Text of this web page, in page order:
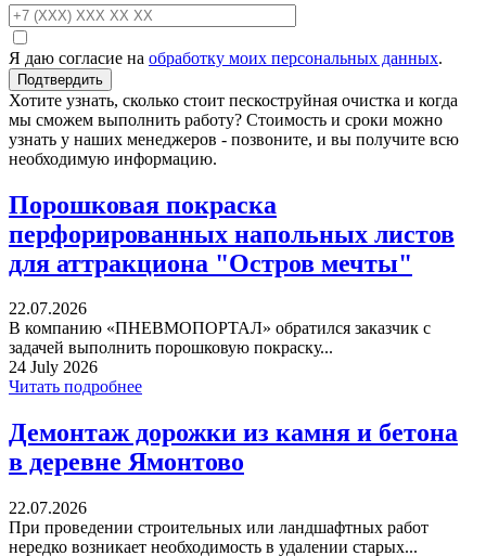
Я даю согласие на обработку моих персональных данных.
Хотите узнать, сколько стоит пескоструйная очистка и когда
мы сможем выполнить работу? Стоимость и сроки можно
узнать у наших менеджеров - позвоните, и вы получите всю
необходимую информацию.
Порошковая покраска
перфорированных напольных листов
для аттракциона "Остров мечты"
22.07.2026
В компанию «ПНЕВМОПОРТАЛ» обратился заказчик с
задачей выполнить порошковую покраску...
24 July 2026
Читать подробнее
Демонтаж дорожки из камня и бетона
в деревне Ямонтово
22.07.2026
При проведении строительных или ландшафтных работ
нередко возникает необходимость в удалении старых...